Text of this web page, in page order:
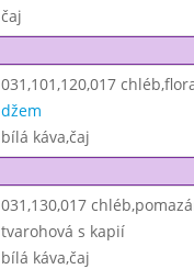
čaj
031,101,120,017
džem
bílá káva,čaj
031,130,017
tvarohová s kapií
bílá káva,čaj